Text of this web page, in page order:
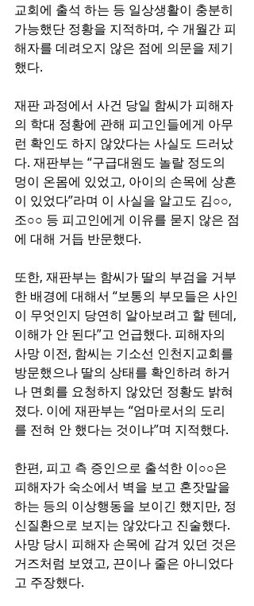
교회에 출석 하는 등 일상생활이 충분히
가능했단 정황을 지적하며, 수 개월간 피
해자를 데려오지 않은 점에 의문을 제기
했다.
재판 과정에서 사건 당일 함씨가 피해자
의 학대 정황에 관해 피고인들에게 아무
런 확인도 하지 않았다는 사실도 드러났
다. 재판부는 “구급대원도 놀랄 정도의
멍이 온몸에 있었고, 아이의 손목에 상흔
이 있었다”라며 이 사실을 알고도 김○○,
조○○ 등 피고인에게 이유를 묻지 않은 점
에 대해 거듭 반문했다.
또한, 재판부는 함씨가 딸의 부검을 거부
한 배경에 대해서 “보통의 부모들은 사인
이 무엇인지 당연히 알아보려고 할 텐데,
이해가 안 된다”고 언급했다. 피해자의
사망 이전, 함씨는 기소선 인천지교회를
방문했으나 딸의 상태를 확인하려 하거
나 면회를 요청하지 않았던 정황도 밝혀
졌다. 이에 재판부는 “엄마로서의 도리
를 전혀 안 했다는 것이냐”며 지적했다.
한편, 피고 측 증인으로 출석한 이○○은
피해자가 숙소에서 벽을 보고 혼잣말을
하는 등의 이상행동을 보이긴 했지만, 정
신질환으로 보지는 않았다고 진술했다.
사망 당시 피해자 손목에 감겨 있던 것은
거즈처럼 보였고, 끈이나 줄은 아니었다
고 주장했다.